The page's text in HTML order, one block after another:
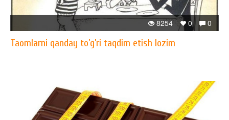
0
0
8254
Taomlarni qanday to’g’ri taqdim etish lozim